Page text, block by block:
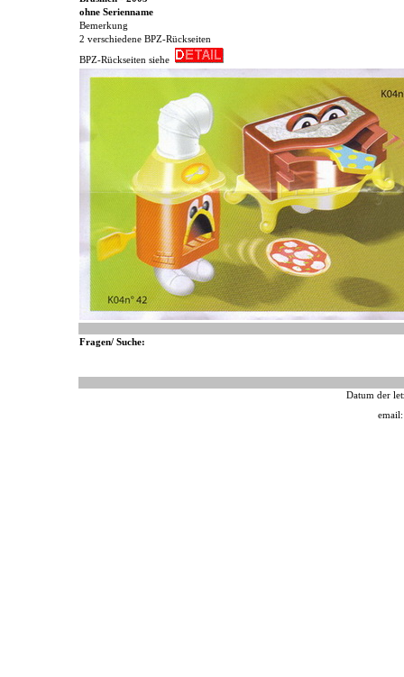
ohne Serienname
Bemerkung
2 verschiedene BPZ-Rückseiten
BPZ-Rückseiten siehe
Fragen/ Suche:
Datum der